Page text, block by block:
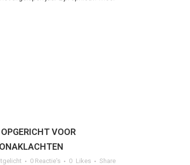
VOOR
0 Reactie's 0 Likes Share